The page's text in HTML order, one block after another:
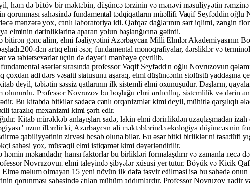
həm də bütöv bir məktəbin, düşüncə tərzinin və mənəvi məsuliyyətin
sahəsində fundamental tədqiqatların müəllifi Vaqif Seyfəddin oğlu
mənzərə yox, canlı laboratoriya idi. Qafqaz dağlarının sərt iqlimi, zəngin
elminin dərinliklərinə aparan yolun başlanğıcına gətirdi.
gənc alim, elmi fəaliyyətini Azərbaycan Milli Elmlər Akademiyasının
dən artıq elmi əsər, fundamental monoqrafiyalar, dərsliklər və
və təbiətsevərlər üçün də dəyərli mənbəyə çevrilib.
əsərlər sırasında professor Vaqif Seyfəddin oğlu Novruzovun
çoxdan adi dərs vəsaiti statusunu aşaraq, elmi düşüncənin stolüstü yaddaşına
deyil, təbiətin səssiz qatlarının ilk sistemli elmi oxunuşudur. Daşların,
Professor Novruzov bu boşluğu elmi ardıcıllıq, sistemlilik və dərin
Bu kitabda bitkilər sadəcə canlı orqanizmlər kimi deyil, mühitlə qarşılıqlı
tarazlıq mexanizmi kimi şərh edir.
Kitab mürəkkəb anlayışları sadə, lakin elmi dərinlikdən uzaqlaşmadan
uzun illərdir ki, Azərbaycan ali məktəblərində ekologiya düşüncəsinin
qabiliyyətinin zirvəsi hesab oluna bilər. Bu əsər bitki birliklərini təsadüfi
sahəsi yox, müstəqil elmi istiqamət kimi dəyərləndirilir.
məkandadır, hansı faktorlar bu birlikləri formalaşdırır və zamanla necə
Novruzovun elmi taleyində şibyələr xüsusi yer tutur. Böyük və Kiçik
məlum olmayan 15 yeni növün ilk dəfə təsvir edilməsi isə bu sahədə onun
sahəsində atılan mühüm addımlardır. Professor Novruzov nadir